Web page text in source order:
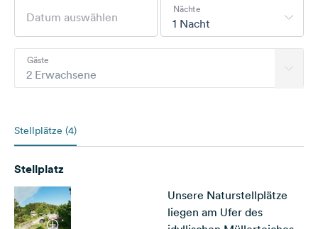
1 Nacht
Nächte
2 Erwachsene
Gäste
Stellplätze (4)
Stellplatz
Unsere Naturstellplätze
liegen am Ufer des